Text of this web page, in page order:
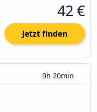
42 €
Jetzt finden
9h 20min